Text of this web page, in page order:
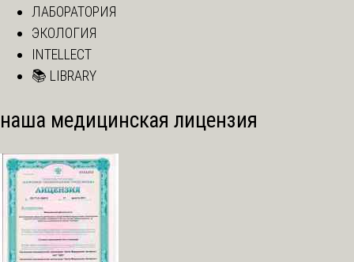
ЛАБОРАТОРИЯ
ЭКОЛОГИЯ
INTELLECT
📚 LIBRARY
наша медицинская лицензия